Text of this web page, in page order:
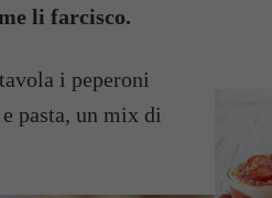
li farcisco.
i peperoni
pasta, un mix di